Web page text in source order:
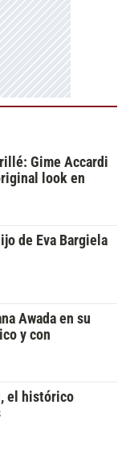
Gime Accardi
look en
de Eva Bargiela
Awada en su
y con
el histórico